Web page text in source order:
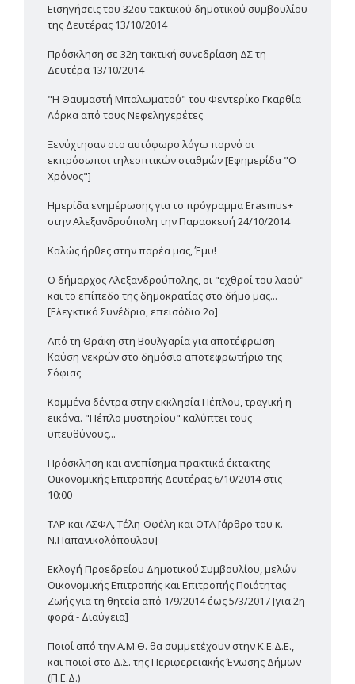
Εισηγήσεις του 32ου τακτικού δημοτικού συμβουλίου
της Δευτέρας 13/10/2014
Πρόσκληση σε 32η τακτική συνεδρίαση ΔΣ τη
Δευτέρα 13/10/2014
"Η Θαυμαστή Μπαλωματού" του Φεντερίκο Γκαρθία
Λόρκα από τους Νεφεληγερέτες
Ξενύχτησαν στο αυτόφωρο λόγω πορνό οι
εκπρόσωποι τηλεοπτικών σταθμών [Εφημερίδα "Ο
Χρόνος"]
Ημερίδα ενημέρωσης για το πρόγραμμα Erasmus+
στην Αλεξανδρούπολη την Παρασκευή 24/10/2014
Καλώς ήρθες στην παρέα μας, Έμυ!
Ο δήμαρχος Αλεξανδρούπολης, οι "εχθροί του λαού"
και το επίπεδο της δημοκρατίας στο δήμο μας...
[Ελεγκτικό Συνέδριο, επεισόδιο 2ο]
Από τη Θράκη στη Βουλγαρία για αποτέφρωση -
Καύση νεκρών στο δημόσιο αποτεφρωτήριο της
Σόφιας
Κομμένα δέντρα στην εκκλησία Πέπλου, τραγική η
εικόνα. "Πέπλο μυστηρίου" καλύπτει τους
υπευθύνους...
Πρόσκληση και ανεπίσημα πρακτικά έκτακτης
Οικονομικής Επιτροπής Δευτέρας 6/10/2014 στις
10:00
TAP και ΑΣΦΑ, Τέλη-Οφέλη και ΟΤΑ [άρθρο του κ.
Ν.Παπανικολόπουλου]
Εκλογή Προεδρείου Δημοτικού Συμβουλίου, μελών
Οικονομικής Επιτροπής και Επιτροπής Ποιότητας
Ζωής για τη θητεία από 1/9/2014 έως 5/3/2017 [για 2η
φορά - Διαύγεια]
Ποιοί από την Α.Μ.Θ. θα συμμετέχουν στην Κ.Ε.Δ.Ε.,
και ποιοί στο Δ.Σ. της Περιφερειακής Ένωσης Δήμων
(Π.Ε.Δ.)